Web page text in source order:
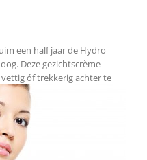
een half jaar de Hydro
Deze gezichtscrème
óf trekkerig achter te